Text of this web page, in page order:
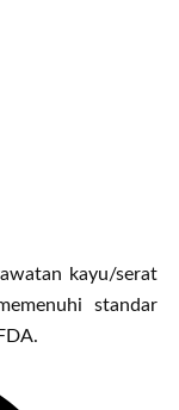
kayu/serat
standar